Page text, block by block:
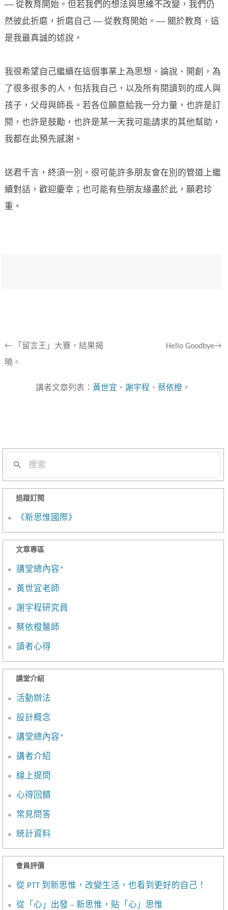
── 從教育開始。但若我們的想法與思維不改變，我們仍
然彼此折磨，折磨自己 ── 從教育開始。── 關於教育，這
是我最真誠的述說。
我很希望自己繼續在這個事業上為思想、論說、開創，為
了很多很多的人，包括我自己，以及所有閱讀到的成人與
孩子，父母與師長。若各位願意給我一分力量，也許是訂
閱，也許是鼓勵，也許是某一天我可能請求的其他幫助，
我都在此預先感謝。
送君千言，終須一別。很可能許多朋友會在別的管道上繼
續對話，歡迎慶幸；也可能有些朋友緣盡於此，願君珍
重。
文
章
← 「留言王」大賽，結果揭
曉。
Hello Goodbye→
講者文章列表： 黃世宜 、 謝宇程、 蔡依橙。
追蹤訂閱
《新思惟國際》
文章專區
講堂總內容*
黃世宜老師
謝宇程研究員
蔡依橙醫師
讀者心得
講堂介紹
活動辦法
設計概念
講堂總內容*
講者介紹
線上提問
心得回饋
常見問答
統計資料
會員評價
從 PTT 到新思惟，改變生活，也看到更好的自己！
從「心」出發 – 新思惟，貼「心」思惟